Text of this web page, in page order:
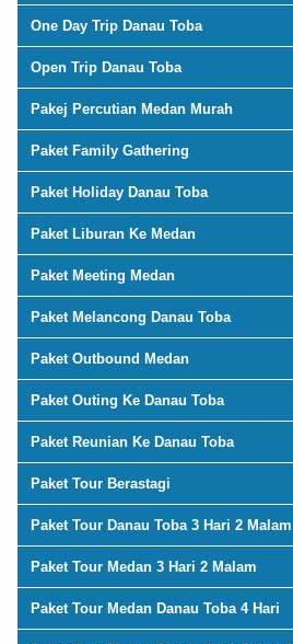
One Day Trip Danau Toba
Open Trip Danau Toba
Pakej Percutian Medan Murah
Paket Family Gathering
Paket Holiday Danau Toba
Paket Liburan Ke Medan
Paket Meeting Medan
Paket Melancong Danau Toba
Paket Outbound Medan
Paket Outing Ke Danau Toba
Paket Reunian Ke Danau Toba
Paket Tour Berastagi
Paket Tour Danau Toba 3 Hari 2 Malam
Paket Tour Medan 3 Hari 2 Malam
Paket Tour Medan Danau Toba 4 Hari